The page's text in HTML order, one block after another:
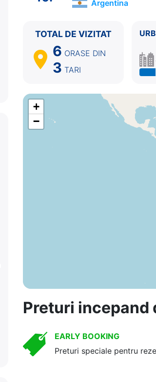
Punta del Este Uruguay
Argentina
TOTAL DE VIZITAT
6 ORASE DIN
3 TARI
+
−
Preturi incepand
EARLY BOOKING
Preturi speciale pentru